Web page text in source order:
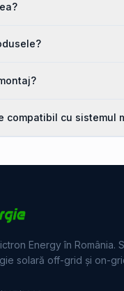
compatibil cu sistemul
Energy în România.
solară off-grid și on-